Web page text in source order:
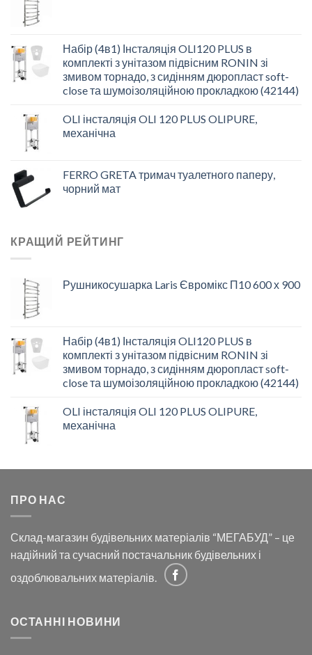
Набір (4в1) Інсталяція OLI120 PLUS в
комплекті з унітазом підвісним RONIN зі
змивом торнадо, з сидінням дюропласт soft-
close та шумоізоляційною прокладкою (42144)
OLI інсталяція OLI 120 PLUS OLIPURE,
механічна
FERRO GRETA тримач туалетного паперу,
чорний мат
КРАЩИЙ РЕЙТИНГ
Рушникосушарка Laris Євромікс П10 600 х 900
Набір (4в1) Інсталяція OLI120 PLUS в
комплекті з унітазом підвісним RONIN зі
змивом торнадо, з сидінням дюропласт soft-
close та шумоізоляційною прокладкою (42144)
OLI інсталяція OLI 120 PLUS OLIPURE,
механічна
ПРО НАС
Склад-магазин будівельних матеріалів “МЕГАБУД” – це
надійний та сучасний постачальник будівельних і
оздоблювальних матеріалів.
ОСТАННІ НОВИНИ